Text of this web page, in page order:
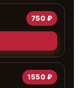
750 ₽
1550 ₽